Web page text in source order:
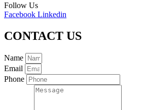
Follow Us
Facebook Linkedin
CONTACT US
Name
Email
Phone